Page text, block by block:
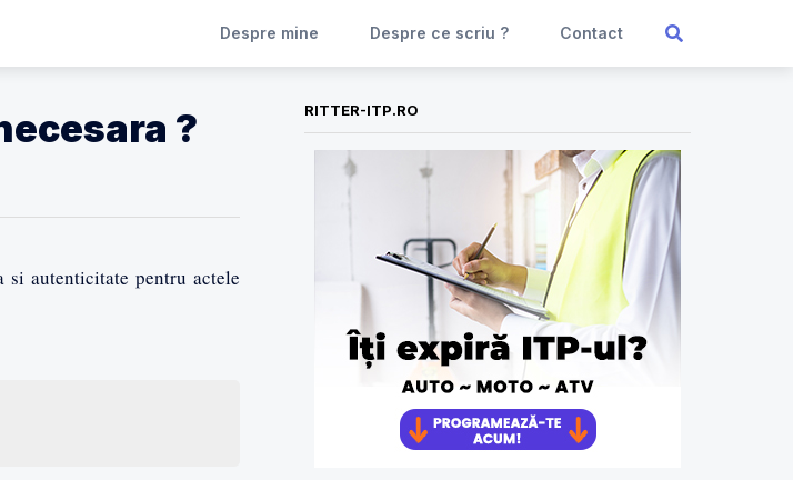
Despre mine Despre ce scriu ? Contact
?
autenticitate pentru actele
RITTER-ITP.RO